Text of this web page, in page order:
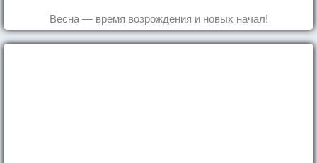
Весна — время возрождения и новых начал!